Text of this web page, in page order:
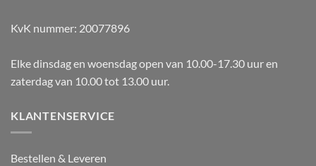
KvK nummer: 20077896
Elke dinsdag en woensdag open van 10.00-17.30 uur en
zaterdag van 10.00 tot 13.00 uur.
KLANTENSERVICE
Bestellen & Leveren